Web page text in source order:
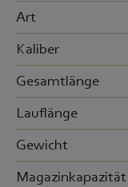
Art
Kaliber
Gesamtlänge
Lauflänge
Gewicht
Magazinkapazität